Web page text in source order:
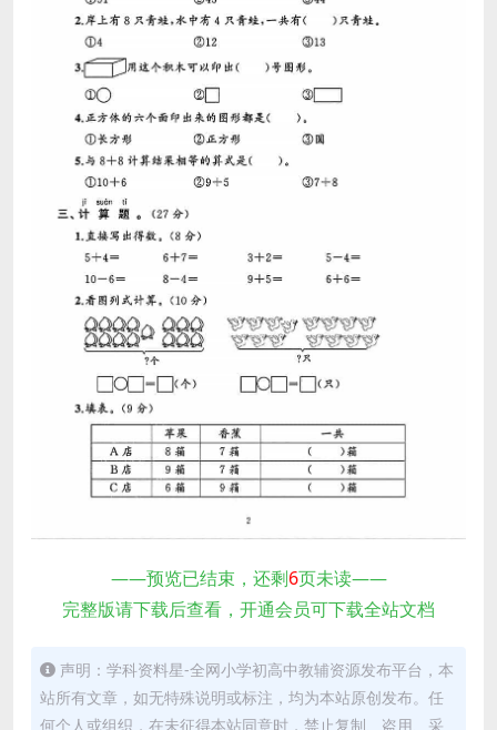
——预览已结束，还剩6页未读——
完整版请下载后查看，开通会员可下载全站文档
声明：学科资料星-全网小学初高中教辅资源发布平台，本
站所有文章，如无特殊说明或标注，均为本站原创发布。任
何个人或组织，在未征得本站同意时，禁止复制、盗用、采